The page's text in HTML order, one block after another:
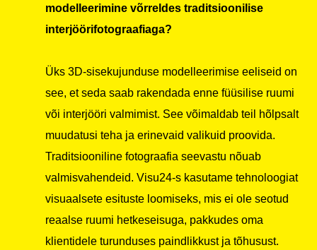
modelleerimine võrreldes traditsioonilise
interjöörifotograafiaga?
Üks 3D-sisekujunduse modelleerimise eeliseid on
see, et seda saab rakendada enne füüsilise ruumi
või interjööri valmimist. See võimaldab teil hõlpsalt
muudatusi teha ja erinevaid valikuid proovida.
Traditsiooniline fotograafia seevastu nõuab
valmisvahendeid. Visu24-s kasutame tehnoloogiat
visuaalsete esituste loomiseks, mis ei ole seotud
reaalse ruumi hetkeseisuga, pakkudes oma
klientidele turunduses paindlikkust ja tõhusust.